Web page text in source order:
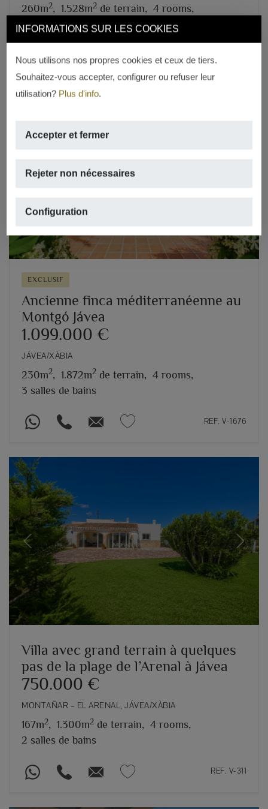
INFORMATIONS SUR LES COOKIES
Nous utilisons nos propres cookies et ceux de tiers.
Souhaitez-vous accepter, configurer ou refuser leur
utilisation? Plus d'info.
Accepter et fermer
Rejeter non nécessaires
Configuration
260m2, 1.528m2 de terrain, 4 rooms,
5 salles de bains
Previous
EXCLUSIF
Ancienne finca méditerranéenne au
Montgó Jávea
1.099.000 €
JÁVEA/XÀBIA
230m2, 1.872m2 de terrain, 4 rooms,
3 salles de bains
REF. V-1676
Previous Next
Villa avec grand terrain à quelques
pas de la plage de l’Arenal à Jávea
750.000 €
MONTAÑAR – EL ARENAL, JÁVEA/XÀBIA
167m2, 1.300m2 de terrain, 4 rooms,
2 salles de bains
REF. V-311